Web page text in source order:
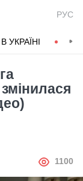
РУС
УКРАЇНІ
АВТОР
1100